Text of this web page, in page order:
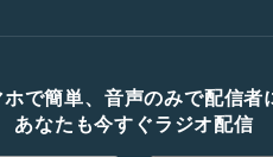
で簡単、音声のみで配信者
あなたも今すぐラジオ配信